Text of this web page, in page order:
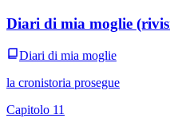
Diari di mia moglie
Diari di mia moglie
la cronistoria prosegue
Capitolo 11